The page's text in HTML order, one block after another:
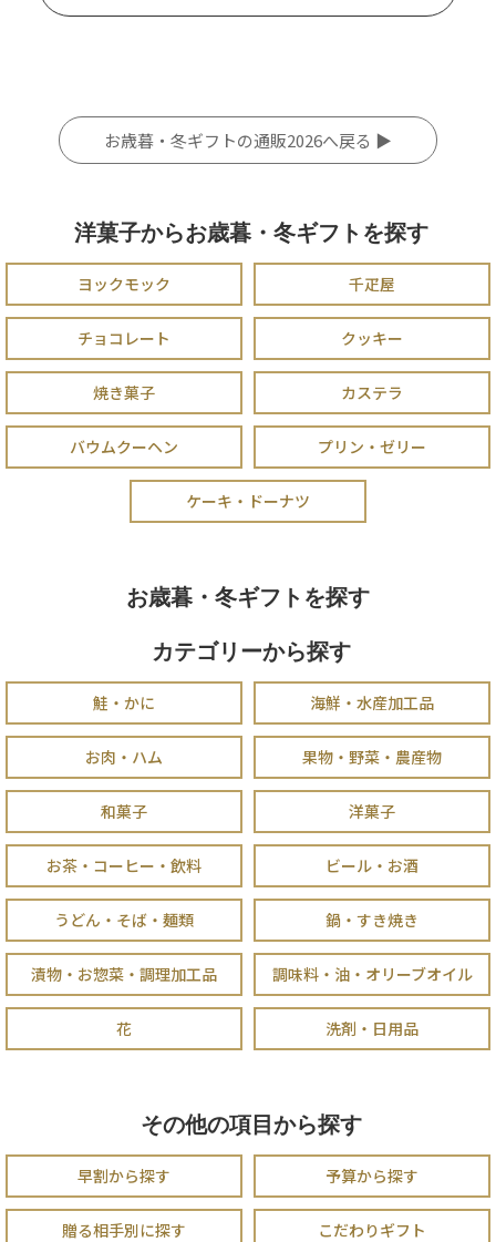
お歳暮・冬ギフトの通販2026へ戻る ▶
洋菓子からお歳暮・冬ギフトを探す
ヨックモック 千疋屋
チョコレート クッキー
焼き菓子 カステラ
バウムクーヘン プリン・ゼリー
ケーキ・ドーナツ
お歳暮・冬ギフトを探す
カテゴリーから探す
鮭・かに 海鮮・水産加工品
お肉・ハム 果物・野菜・農産物
和菓子 洋菓子
お茶・コーヒー・飲料 ビール・お酒
うどん・そば・麺類 鍋・すき焼き
漬物・お惣菜・調理加工品 調味料・油・オリーブオイル
花 洗剤・日用品
その他の項目から探す
早割から探す 予算から探す
贈る相手別に探す こだわりギフト